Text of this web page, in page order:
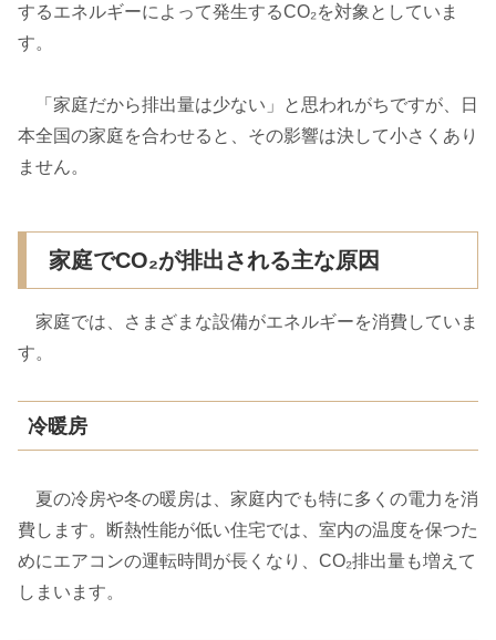
するエネルギーによって発生するCO₂を対象としていま
す。
「家庭だから排出量は少ない」と思われがちですが、日
本全国の家庭を合わせると、その影響は決して小さくあり
ません。
家庭でCO₂が排出される主な原因
家庭では、さまざまな設備がエネルギーを消費していま
す。
冷暖房
夏の冷房や冬の暖房は、家庭内でも特に多くの電力を消
費します。断熱性能が低い住宅では、室内の温度を保つた
めにエアコンの運転時間が長くなり、CO₂排出量も増えて
しまいます。